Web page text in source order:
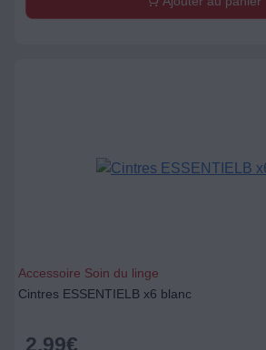
Accessoire Soin du linge
Cintres ESSENTIELB x6 blanc
2,99€